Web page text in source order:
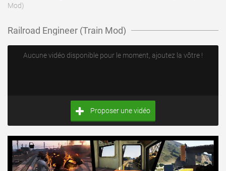
Mod)
Railroad Engineer (Train Mod)
Aucune vidéo disponible pour le moment, ajoutez la vôtre !
Proposer une vidéo